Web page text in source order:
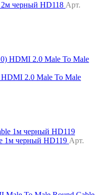
черный HD118 Арт.
2.0 Male To Male
1м черный HD119 Арт.